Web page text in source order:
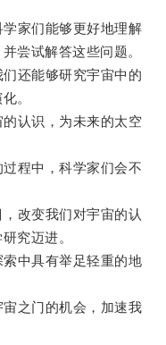
家们能够更好地理解
尝试解答这些问题。
还能够研究宇宙中的
。
认识，为未来的太空
程中，科学家们会不
改变我们对宇宙的认
究迈进。
中具有举足轻重的地
之门的机会，加速我